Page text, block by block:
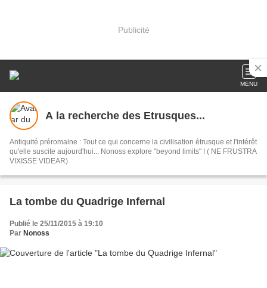
Publicité
MENU
A la recherche des Etrusques...
Antiquité préromaine : Tout ce qui concerne la civilisation étrusque et l'intérêt
qu'elle suscite aujourd'hui... Nonoss explore "beyond limits" ! ( NE FRUSTRA
VIXISSE VIDEAR)
La tombe du Quadrige Infernal
Publié le 25/11/2015 à 19:10
Par Nonoss